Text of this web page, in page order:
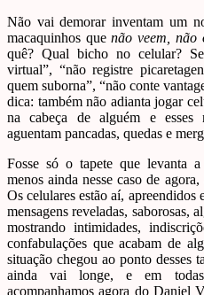
Não vai demorar inventam um
macaquinhos quenão veem, não
quê? Qual bicho no celular?
virtual”, “não registre
quem suborna”, “não conte
dica: também não adianta jogar
na cabeça de alguém e esses
aguentam pancadas, quedas e
Fosse só o tapete que levanta
menos ainda nesse caso de
Os celulares estão aí, apreendidos
mensagens reveladas, saborosas,
mostrando intimidades,
confabulações que acabam de
situação chegou ao ponto desses
ainda vai longe, e em
acompanhamos agora do Daniel